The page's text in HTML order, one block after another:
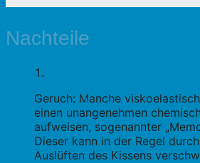
Nachteile
Geruch: Manche
einen unangenehmen
aufweisen, sogenannter
Dieser kann in der Regel
Auslüften des Kissens